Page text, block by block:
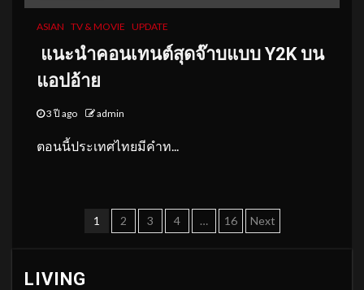
ASIAN TV & MOVIE UPDATE
แนะนำคอนเทนต์สุดจ๊าบแบบ Y2K บน
แอปอ้าย
3 ปี ago admin
ตอนนี้ประเทศไทยมีคำท...
Posts
1 2 3 4 … 16 Next
LIVING